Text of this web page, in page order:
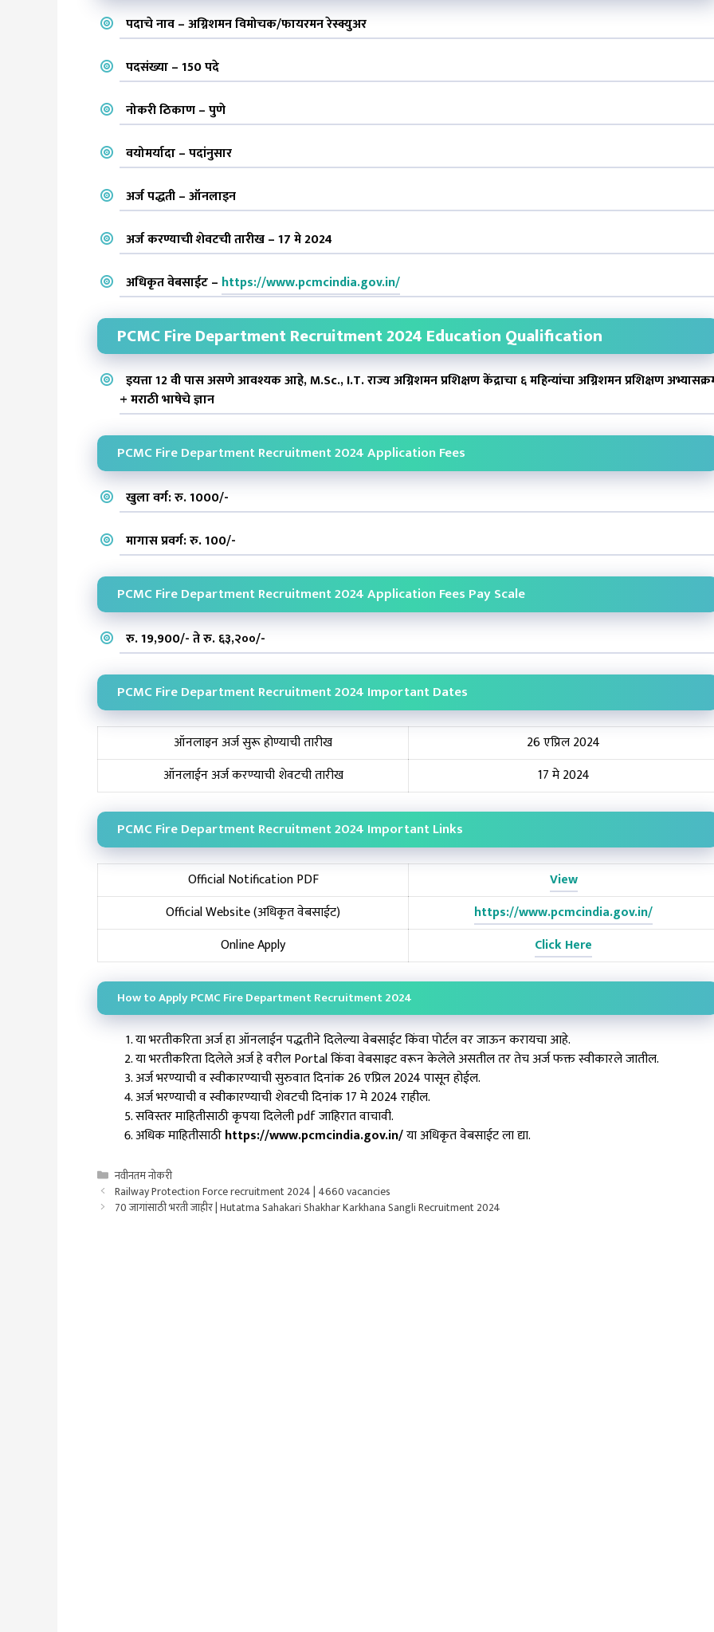
पदाचे नाव – अग्निशमन विमोचक/फायरमन रेस्क्युअर
पदसंख्या – 150 पदे
नोकरी ठिकाण – पुणे
वयोमर्यादा – पदांनुसार
अर्ज पद्धती – ऑनलाइन
अर्ज करण्याची शेवटची तारीख – 17 मे 2024
अधिकृत वेबसाईट – https://www.pcmcindia.gov.in/
PCMC Fire Department Recruitment 2024 Education Qualification
इयत्ता 12 वी पास असणे आवश्यक आहे, M.Sc., I.T. राज्य अग्निशमन प्रशिक्षण केंद्राचा ६ महिन्यांचा अग्निशमन प्रशिक्षण
+ मराठी भाषेचे ज्ञान
PCMC Fire Department Recruitment 2024 Application Fees
खुला वर्ग: रु. 1000/-
मागास प्रवर्ग: रु. 100/-
PCMC Fire Department Recruitment 2024 Application Fees Pay Scale
रु. 19,900/- ते रु. ६३,२००/-
PCMC Fire Department Recruitment 2024 Important Dates
ऑनलाइन अर्ज सुरू होण्याची तारीख
26 एप्रिल 2024
ऑनलाईन अर्ज करण्याची शेवटची तारीख
17 मे 2024
PCMC Fire Department Recruitment 2024 Important Links
Official Notification PDF
View
Official Website (अधिकृत वेबसाईट)
https://www.pcmcindia.gov.in/
Online Apply
Click Here
How to Apply PCMC Fire Department Recruitment 2024
या भरतीकरिता अर्ज हा ऑनलाईन पद्धतीने दिलेल्या वेबसाईट किंवा पोर्टल वर जाऊन करायचा आहे.
या भरतीकरिता दिलेले अर्ज हे वरील Portal किंवा वेबसाइट वरून केलेले असतील तर तेच अर्ज फक्त स्वीकारले जातील.
अर्ज भरण्याची व स्वीकारण्याची सुरुवात दिनांक 26 एप्रिल 2024 पासून होईल.
अर्ज भरण्याची व स्वीकारण्याची शेवटची दिनांक 17 मे 2024 राहील.
सविस्तर माहितीसाठी कृपया दिलेली pdf जाहिरात वाचावी.
अधिक माहितीसाठीhttps://www.pcmcindia.gov.in/या अधिकृत वेबसाईट ला द्या.
Categories
नवीनतम नोकरी
Railway Protection Force recruitment 2024 | 4660 vacancies
70 जागांसाठी भरती जाहीर | Hutatma Sahakari Shakhar Karkhana Sangli Recruitment 2024